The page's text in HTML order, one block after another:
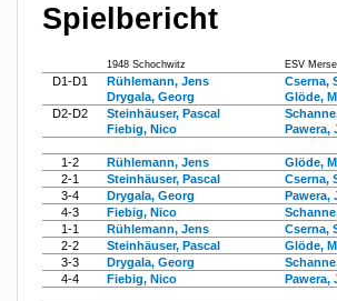
Spielbericht
1948 Schochwitz ESV
D1-D1
Rühlemann, Jens
Drygala, Georg
Cserna,
Glöde,
D2-D2
Steinhäuser, Pascal
Fiebig, Nico
Pawera,
1-2 Rühlemann, Jens
Glöde,
2-1
Steinhäuser, Pascal
Cserna,
3-4
Drygala, Georg
Pawera,
4-3
Fiebig, Nico
1-1
Rühlemann, Jens
Cserna,
2-2
Steinhäuser, Pascal
Glöde,
3-3
Drygala, Georg
4-4
Fiebig, Nico Pawera,